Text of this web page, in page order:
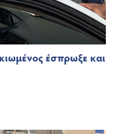
έσπρωξε και